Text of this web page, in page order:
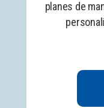
planes de